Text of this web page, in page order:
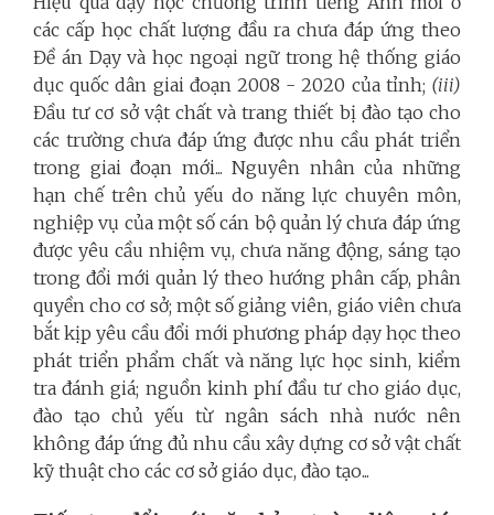
các cấp học chất lượng đầu ra chưa đáp ứng theo
Đề án Dạy và học ngoại ngữ trong hệ thống giáo
dục quốc dân giai đoạn 2008 - 2020 của tỉnh; (iii)
Đầu tư cơ sở vật chất và trang thiết bị đào tạo cho
các trường chưa đáp ứng được nhu cầu phát triển
trong giai đoạn mới... Nguyên nhân của những
hạn chế trên chủ yếu do năng lực chuyên môn,
nghiệp vụ của một số cán bộ quản lý chưa đáp ứng
được yêu cầu nhiệm vụ, chưa năng động, sáng tạo
trong đổi mới quản lý theo hướng phân cấp, phân
quyền cho cơ sở; một số giảng viên, giáo viên chưa
bắt kịp yêu cầu đổi mới phương pháp dạy học theo
phát triển phẩm chất và năng lực học sinh, kiểm
tra đánh giá; nguồn kinh phí đầu tư cho giáo dục,
đào tạo chủ yếu từ ngân sách nhà nước nên
không đáp ứng đủ nhu cầu xây dựng cơ sở vật chất
kỹ thuật cho các cơ sở giáo dục, đào tạo...